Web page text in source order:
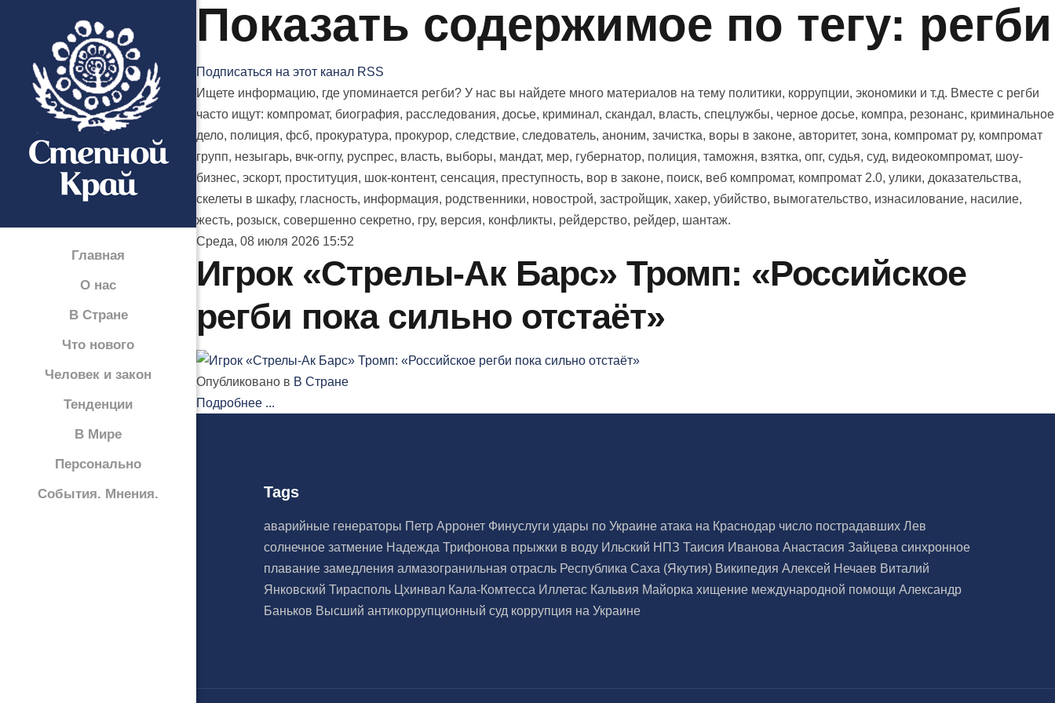
Главная
О нас
В Стране
Что нового
Человек и закон
Тенденции
В Мире
Персонально
События. Мнения.
Показать содержимое по тегу: регби
Подписаться на этот канал RSS
Ищете информацию, где упоминается регби? У нас вы найдете много материалов на тему политики, коррупции, экономики и т.д. Вместе с регби
часто ищут: компромат, биография, расследования, досье, криминал, скандал, власть, спецлужбы, черное досье, компра, резонанс, криминальное
дело, полиция, фсб, прокуратура, прокурор, следствие, следователь, аноним, зачистка, воры в законе, авторитет, зона, компромат ру, компромат
групп, незыгарь, вчк-огпу, руспрес, власть, выборы, мандат, мер, губернатор, полиция, таможня, взятка, опг, судья, суд, видеокомпромат, шоу-
бизнес, эскорт, проституция, шок-контент, сенсация, преступность, вор в законе, поиск, веб компромат, компромат 2.0, улики, доказательства,
скелеты в шкафу, гласность, информация, родственники, новострой, застройщик, хакер, убийство, вымогательство, изнасилование, насилие,
жесть, розыск, совершенно секретно, гру, версия, конфликты, рейдерство, рейдер, шантаж.
Среда, 08 июля 2026 15:52
Игрок «Стрелы-Ак Барс» Тромп: «Российское
регби пока сильно отстаёт»
Опубликовано в В Стране
Подробнее ...
Tags
аварийные генераторы Петр Арронет Финуслугиудары по Украинеатака на Краснодар число пострадавшихЛев
солнечное затмение Надежда Трифонова прыжки в воду Ильский НПЗТаисия ИвановаАнастасия Зайцевасинхронное
плаваниезамедленияалмазогранильная отрасль Республика Саха (Якутия) ВикипедияАлексей Нечаев Виталий
ЯнковскийТирасполь Цхинвал Кала-Комтесса Иллетас Кальвия Майоркахищение международной помощиАлександр
Баньков Высший антикоррупционный суд коррупция на Украине